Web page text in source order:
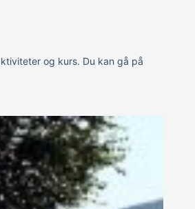
og kurs. Du kan gå på